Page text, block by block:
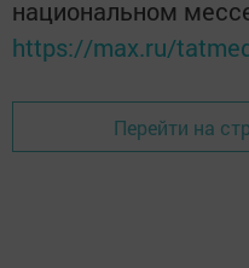
национальном
https://max.ru/
Перейти на